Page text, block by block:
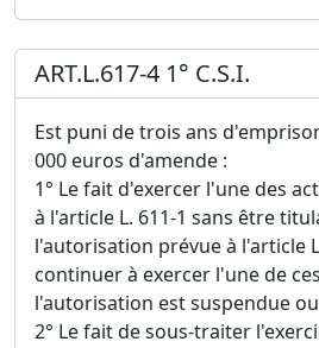
ART.L.617-4 1° C.S.I.
Est puni de trois ans
000 euros d'amende :
1° Le fait d'exercer l'une des
à l'article L. 611-1 sans être
l'autorisation prévue à l'article
continuer à exercer l'une de
l'autorisation est suspendue
2° Le fait de sous-traiter